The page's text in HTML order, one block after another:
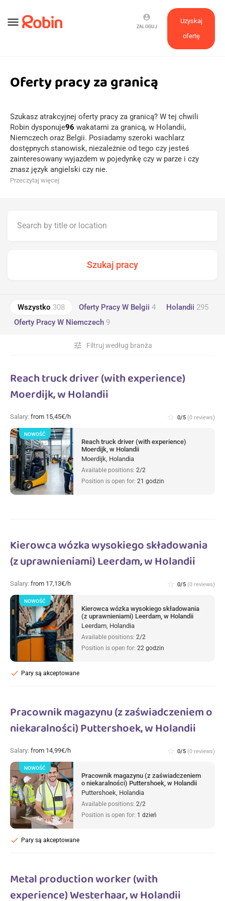
menu
Uzyskaj
ofertę
account_circle
ZALOGUJ
Oferty pracy za granicą
Szukasz atrakcyjnej oferty pracy za granicą? W tej chwili
Robin dysponuje96 wakatami za granicą, w Holandii,
Niemczech oraz Belgii. Posiadamy szeroki wachlarz
dostępnych stanowisk, niezależnie od tego czy jesteś
zainteresowany wyjazdem w pojedynkę czy w parze i czy
znasz język angielski czy nie.
Przeczytaj więcej
Wszystko 308 Oferty Pracy W Belgii 4 Holandii 295
Oferty Pracy W Niemczech 9
Filtruj według branża
tune
Reach truck driver (with experience)
Moerdijk, w Holandii
Salary: from 15,45€/h star_border 0/5 (0 reviews)
Reach truck driver (with experience)
Moerdijk, w Holandii
Moerdijk, Holandia
Available positions: 2/2
Position is open for: 21 godzin
NOWOŚĆ
Kierowca wózka wysokiego składowania
(z uprawnieniami) Leerdam, w Holandii
Salary: from 17,13€/h star_border 0/5 (0 reviews)
Kierowca wózka wysokiego składowania
(z uprawnieniami) Leerdam, w Holandii
Leerdam, Holandia
Available positions: 2/2
Position is open for: 22 godzin
Pary są akceptowane
check
NOWOŚĆ
Pracownik magazynu (z zaświadczeniem o
niekaralności) Puttershoek, w Holandii
Salary: from 14,99€/h star_border 0/5 (0 reviews)
Pracownik magazynu (z zaświadczeniem
o niekaralności) Puttershoek, w Holandii
Puttershoek, Holandia
Available positions: 2/2
Position is open for: 1 dzień
Pary są akceptowane
check
NOWOŚĆ
Metal production worker (with
experience) Westerhaar, w Holandii